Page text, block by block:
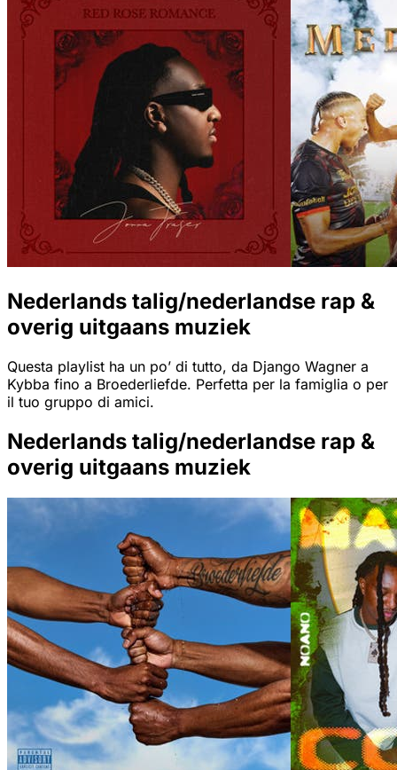
Nederlands talig/nederlandse rap &
overig uitgaans muziek
Questa playlist ha un po’ di tutto, da Django Wagner a
Kybba fino a Broederliefde. Perfetta per la famiglia o per
il tuo gruppo di amici.
Nederlands talig/nederlandse rap &
overig uitgaans muziek